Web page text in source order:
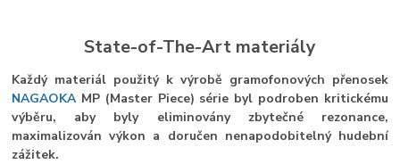
State-of-The-Art materiály
Každý materiál použitý k výrobě gramofonových přenosek
NAGAOKAMP (Master Piece) série byl podroben kritickému
výběru, aby byly eliminovány zbytečné rezonance,
maximalizován výkon a doručen nenapodobitelný hudební
zážitek.